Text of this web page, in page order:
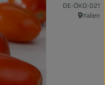
, Kontrollstelle:
DE-ÖKO-021
,Italien